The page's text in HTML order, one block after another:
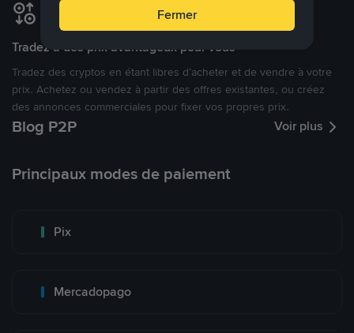
Tradez à des prix avantageux pour vous
Tradez des cryptos en étant libres d’acheter et de vendre à votre
prix. Achetez ou vendez à partir des offres existantes, ou créez
des annonces commerciales pour fixer vos propres prix.
Blog P2P Voir plus
Principaux modes de paiement
Pix
Mercadopago
Fermer